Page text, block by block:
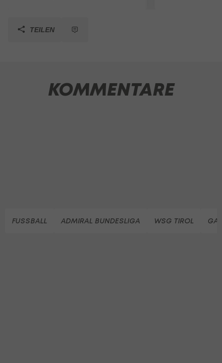
TEILEN
KOMMENTARE
FUSSBALL ADMIRAL BUNDESLIGA WSG TIROL